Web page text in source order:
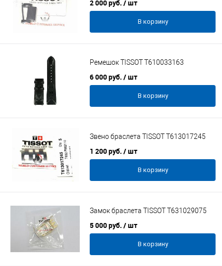
2 000 руб. / шт
В корзину
Ремешок TISSOT T610033163
6 000 руб. / шт
В корзину
Звено браслета TISSOT T613017245
1 200 руб. / шт
В корзину
Замок браслета TISSOT T631029075
5 000 руб. / шт
В корзину